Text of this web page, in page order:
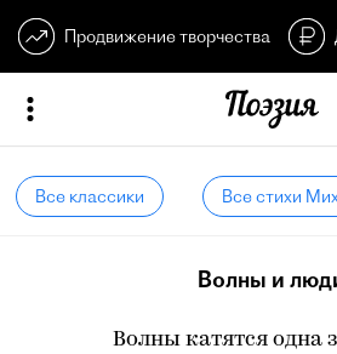
Продвижение творчества
Все классики Все стихи
Волны и
Волны катятся одна